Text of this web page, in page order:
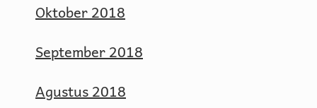
Oktober 2018
September 2018
Agustus 2018